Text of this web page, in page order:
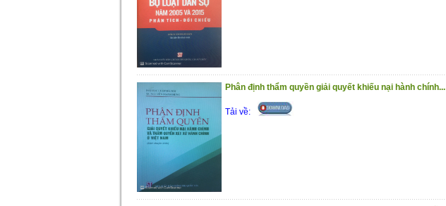
Phân định thẩm quyền giải quyết khiếu nại hành chính...
Tải về: